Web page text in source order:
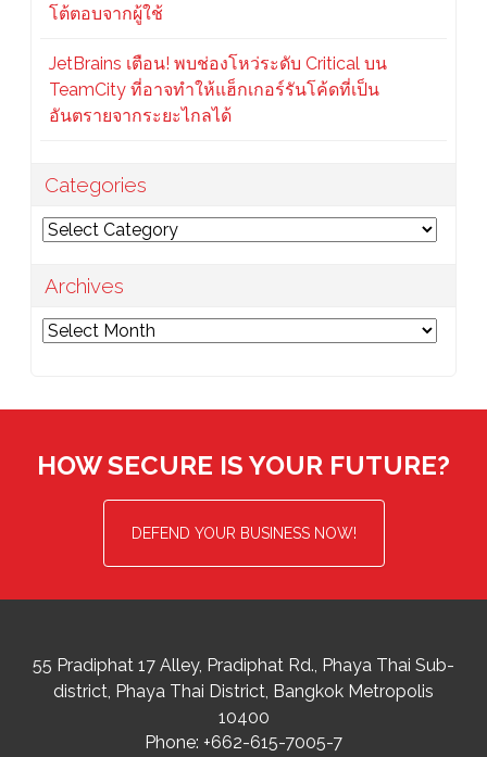
โต้ตอบจากผู้ใช้
JetBrains เตือน! พบช่องโหว่ระดับ Critical บน
TeamCity ที่อาจทำให้แฮ็กเกอร์รันโค้ดที่เป็น
อันตรายจากระยะไกลได้
Categories
Categories
Archives
Archives
HOW SECURE IS YOUR FUTURE?
DEFEND YOUR BUSINESS NOW!
55 Pradiphat 17 Alley, Pradiphat Rd., Phaya Thai Sub-
district Phaya Thai District, Bangkok Metropolis
10400
Phone: +662-615-7005-7